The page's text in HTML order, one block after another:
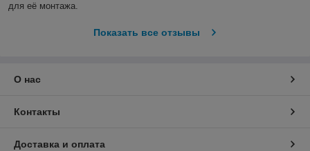
для её монтажа.
Показать все отзывы
О нас
Контакты
Доставка и оплата